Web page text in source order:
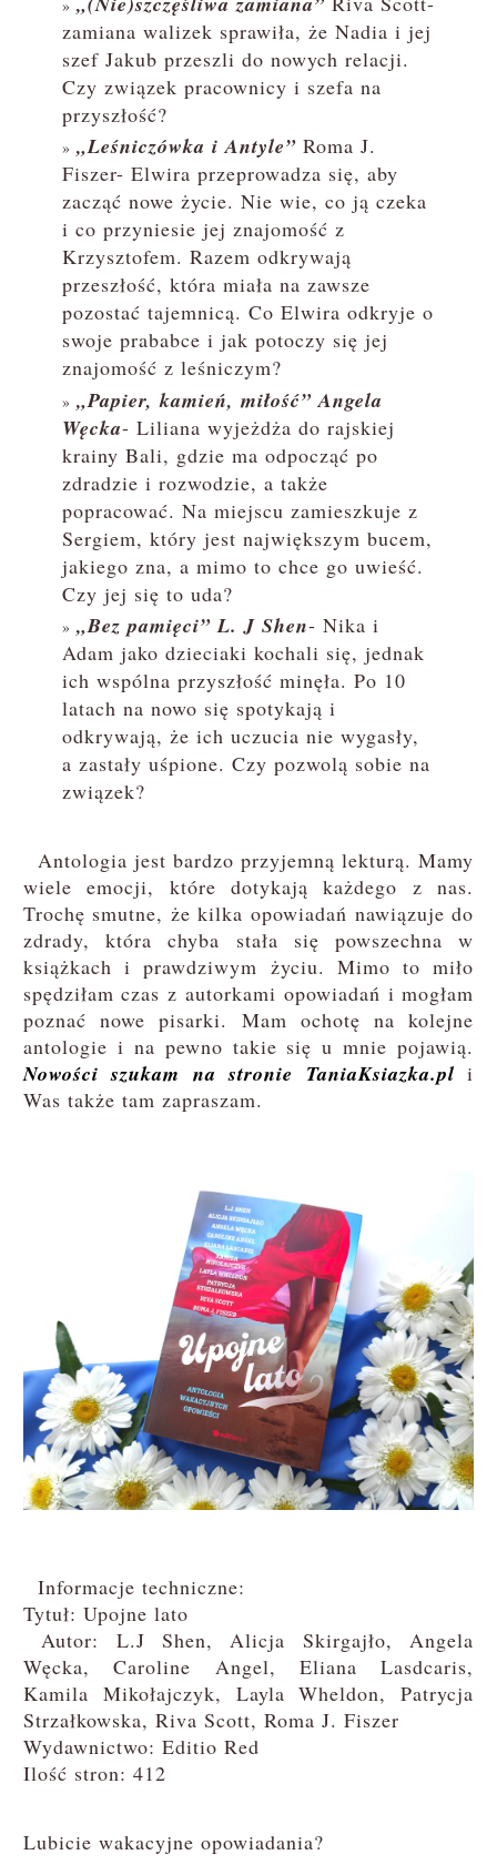
zamiana walizek sprawiła, że Nadia i jej
szef Jakub przeszli do nowych relacji.
Czy związek pracownicy i szefa na
przyszłość?
„Leśniczówka i Antyle”Roma J.
Fiszer- Elwira przeprowadza się, aby
zacząć nowe życie. Nie wie, co ją czeka
i co przyniesie jej znajomość z
Krzysztofem. Razem odkrywają
przeszłość, która miała na zawsze
pozostać tajemnicą. Co Elwira odkryje o
swoje prababce i jak potoczy się jej
znajomość z leśniczym?
„Papier, kamień, miłość” Angela
Węcka- Liliana wyjeżdża do rajskiej
krainy Bali, gdzie ma odpocząć po
zdradzie i rozwodzie, a także
popracować. Na miejscu zamieszkuje z
Sergiem, który jest największym bucem,
jakiego zna, a mimo to chce go uwieść.
Czy jej się to uda?
„Bez pamięci” L. J Shen- Nika i
Adam jako dzieciaki kochali się, jednak
ich wspólna przyszłość minęła. Po 10
latach na nowo się spotykają i
odkrywają, że ich uczucia nie wygasły,
a zastały uśpione. Czy pozwolą sobie na
związek?
Antologia jest bardzo przyjemną lekturą. Mamy
wiele emocji, które dotykają każdego z nas.
Trochę smutne, że kilka opowiadań nawiązuje do
zdrady, która chyba stała się powszechna w
książkach i prawdziwym życiu. Mimo to miło
spędziłam czas z autorkami opowiadań i mogłam
poznać nowe pisarki. Mam ochotę na kolejne
antologie i na pewno takie się u mnie pojawią.
Nowości szukam na stronie TaniaKsiazka.pl i
Was także tam zapraszam.
Informacje techniczne:
Tytuł: Upojne lato
Autor: L.J Shen, Alicja Skirgajło, Angela
Węcka, Caroline Angel, Eliana Lasdcaris,
Kamila Mikołajczyk, Layla Wheldon, Patrycja
Strzałkowska, Riva Scott, Roma J. Fiszer
Wydawnictwo: Editio Red
Ilość stron: 412
Lubicie wakacyjne opowiadania?